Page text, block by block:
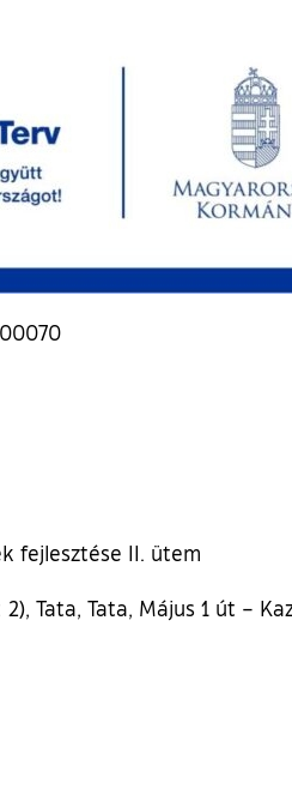
00070
fejlesztése II. ütem
Tata, Tata, Május 1 út –